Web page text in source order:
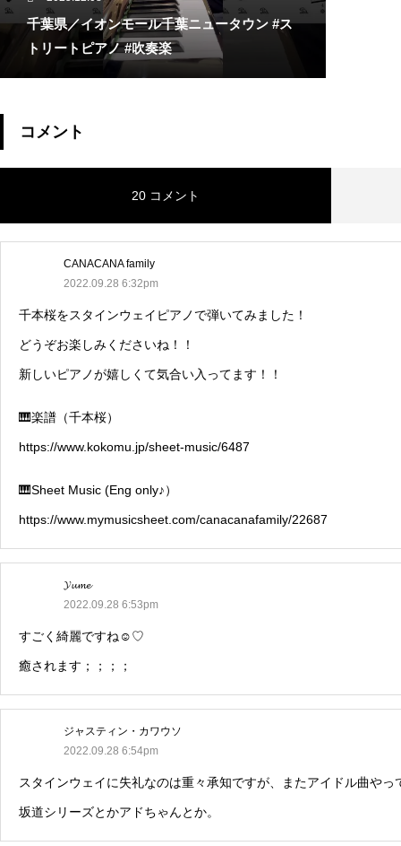
千葉県／イオンモール千葉ニュータウン #ス
トリートピアノ #吹奏楽
コメント
20 コメント
CANACANA family
2022.09.28 6:32pm
千本桜をスタインウェイピアノで弾いてみました！
どうぞお楽しみくださいね！！
新しいピアノが嬉しくて気合い入ってます！！
🎹楽譜（千本桜）
https://www.kokomu.jp/sheet-music/6487
🎹Sheet Music (Eng only♪）
https://www.mymusicsheet.com/canacanafamily/22687
𝓨𝓾𝓶𝓮
2022.09.28 6:53pm
すごく綺麗ですね☺️♡
癒されます；；；；
ジャスティン・カワウソ
2022.09.28 6:54pm
スタインウェイに失礼なのは重々承知ですが、またアイドル曲やっ
坂道シリーズとかアドちゃんとか。